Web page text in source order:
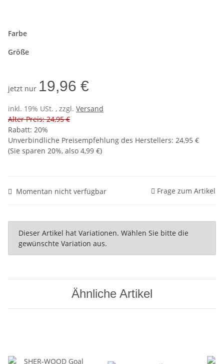
Farbe
Größe
jetzt nur 19,96 €
inkl. 19% USt. , zzgl. Versand
Alter Preis: 24,95 €
Rabatt: 20%
Unverbindliche Preisempfehlung des Herstellers: 24,95 €
(Sie sparen 20%, also 4,99 €)
Momentan nicht verfügbar Frage zum Artikel
x
Dieser Artikel hat Variationen. Wählen Sie bitte die
gewünschte Variation aus.
Ähnliche Artikel